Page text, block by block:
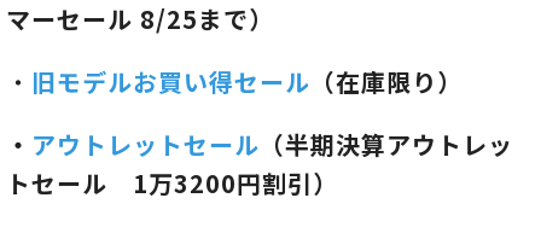
マーセール 8/25まで）
・ 旧モデルお買い得セール （在庫限り）
・ アウトレットセール （半期決算アウトレッ
トセール 1万3200円割引）